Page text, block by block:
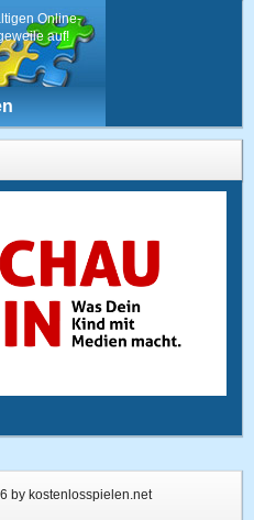
Online-
auf!
by kostenlosspielen.net